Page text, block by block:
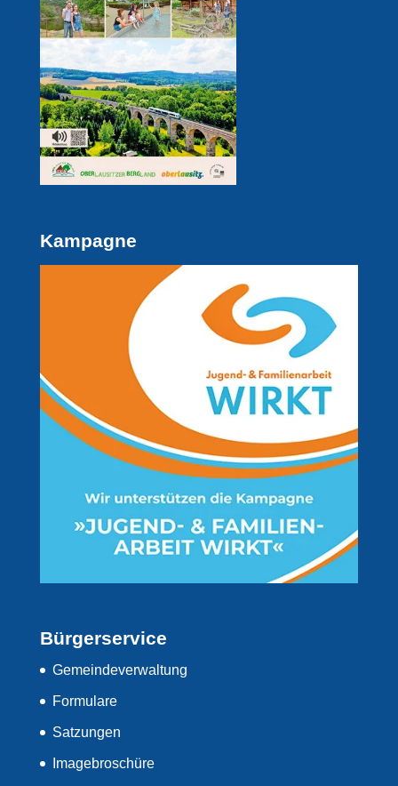
Kampagne
Bürgerservice
Gemeindeverwaltung
Formulare
Satzungen
Imagebroschüre